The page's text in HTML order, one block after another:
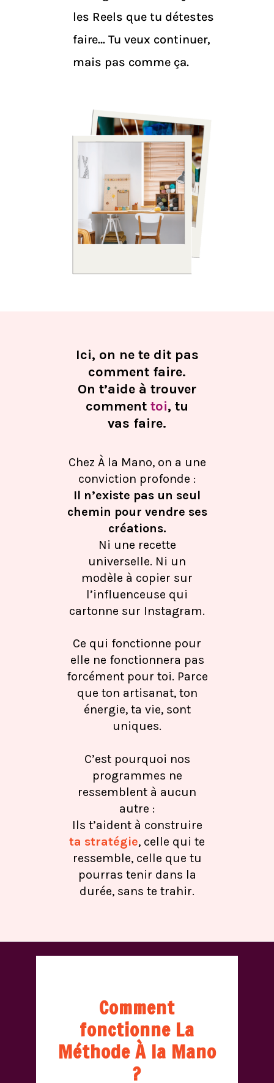
les Reels que tu détestes
faire… Tu veux continuer,
mais pas comme ça.
Ici, on ne te dit pas
comment faire.
On t’aide à trouver
comment toi, tu
vas faire.
Chez À la Mano, on a une
conviction profonde :
Il n’existe pas un seul
chemin pour vendre ses
créations.
Ni une recette
universelle. Ni un
modèle à copier sur
l’influenceuse qui
cartonne sur Instagram.
Ce qui fonctionne pour
elle ne fonctionnera pas
forcément pour toi. Parce
que ton artisanat, ton
énergie, ta vie, sont
uniques.
C’est pourquoi nos
programmes ne
ressemblent à aucun
autre :
Ils t’aident à construire
ta stratégie, celle qui te
ressemble, celle que tu
pourras tenir dans la
durée, sans te trahir.
Comment
fonctionne La
Méthode À la Mano
?